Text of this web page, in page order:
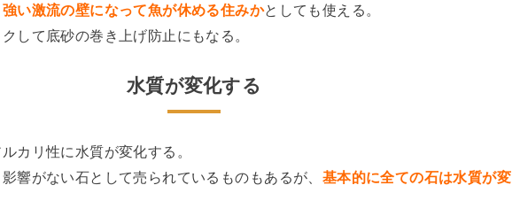
強い激流の壁になって魚が休める住みかとしても使える。
して底砂の巻き上げ防止にもなる。
水質が変化する
カリ性に水質が変化する。
響がない石として売られているものもあるが、 基本的に全ての石は水質が変